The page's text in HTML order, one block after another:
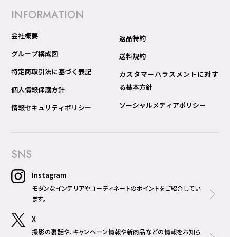
INFORMATION
会社概要
グループ構成図
特定商取引法に基づく表記
個人情報保護方針
情報セキュリティポリシー
返品特約
送料規約
カスタマーハラスメントに対す
る基本方針
ソーシャルメディアポリシー
SNS
Instagram
モダンなインテリアやコーディネートのポイントをご紹介してい
ます。
X
撮影の裏話や、キャンペーン情報や新商品などの情報をお知ら